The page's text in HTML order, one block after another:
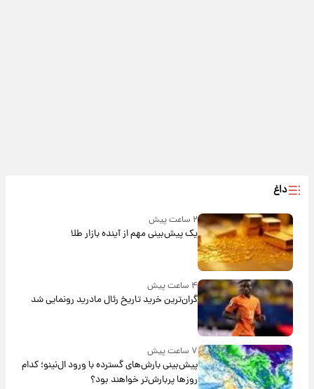
داغ
۲ ساعت پیش
یک پیش‌بینی مهم از آینده بازار طلا
۴ ساعت پیش
گران‌ترین خرید تاریخ رئال مادرید رونمایی شد
۷ ساعت پیش
پیش‌بینی بارش‌های گسترده با ورود ال‌نینو؛ کدام
روزها پربارش‌تر خواهند بود؟